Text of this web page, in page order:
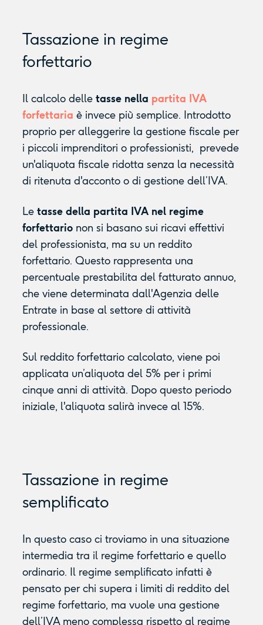
Tassazione in regime
forfettario
Il calcolo delle tasse nella partita IVA
forfettaria è invece più semplice. Introdotto
proprio per alleggerire la gestione fiscale per
i piccoli imprenditori o professionisti, prevede
un'aliquota fiscale ridotta senza la necessità
di ritenuta d'acconto o di gestione dell’IVA.
Letasse della partita IVA nel regime
forfettarionon si basano sui ricavi effettivi
del professionista, ma su un reddito
forfettario. Questo rappresenta una
percentuale prestabilita del fatturato annuo,
che viene determinata dall'Agenzia delle
Entrate in base al settore di attività
professionale.
Sul reddito forfettario calcolato, viene poi
applicata un’aliquota del 5% per i primi
cinque anni di attività. Dopo questo periodo
iniziale, l'aliquota salirà invece al 15%.
Tassazione in regime
semplificato
In questo caso ci troviamo in una situazione
intermedia tra il regime forfettario e quello
ordinario. Il regime semplificato infatti è
pensato per chi supera i limiti di reddito del
regime forfettario, ma vuole una gestione
dell’IVA meno complessa rispetto al regime